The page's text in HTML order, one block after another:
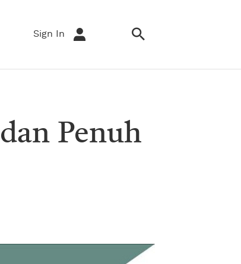
Sign In
Penuh